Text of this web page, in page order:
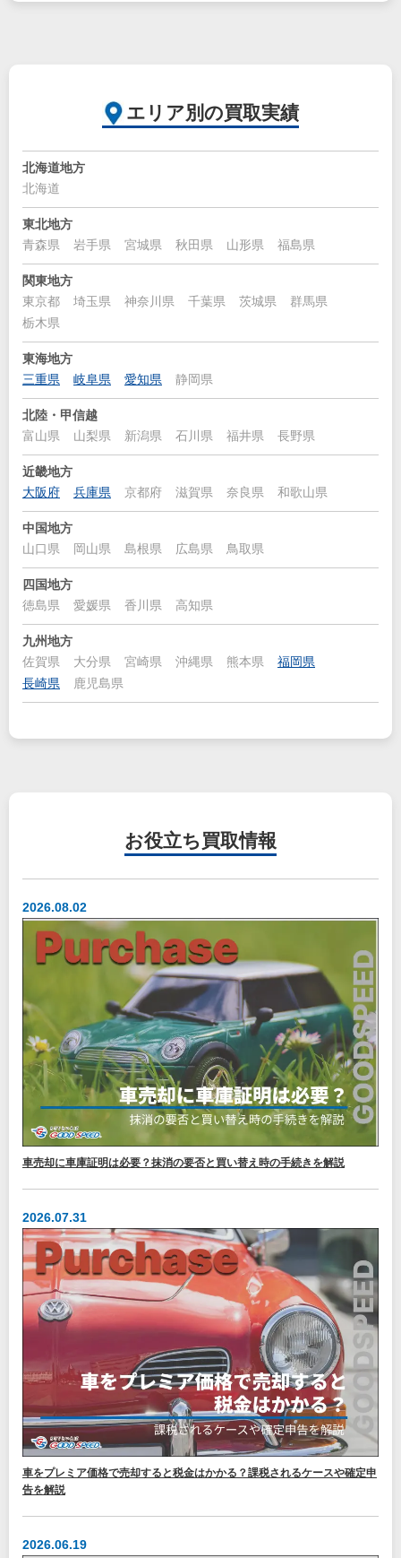
エリア別の買取実績
北海道地方
北海道
東北地方
青森県
岩手県 宮城県 秋田県 山形県 福島県
関東地方
東京都
埼玉県 神奈川県 千葉県 茨城県
群馬県
栃木県
東海地方
三重県
岐阜県 愛知県 静岡県
北陸・甲信越
富山県
山梨県 新潟県 石川県 福井県 長野県
近畿地方
大阪府
兵庫県 京都府 滋賀県 奈良県 和歌山県
中国地方
山口県
岡山県 島根県 広島県 鳥取県
四国地方
徳島県
愛媛県 香川県 高知県
九州地方
佐賀県
大分県 宮崎県 沖縄県 熊本県
福岡県
長崎県
鹿児島県
お役立ち 買取情報
2026.08.02
車売却に車庫証明は必要？抹消の要否と買い替え時の手続きを解説
2026.07.31
車をプレミア価格で売却すると税金はかかる？課税されるケースや確定申
告を解説
2026.06.19